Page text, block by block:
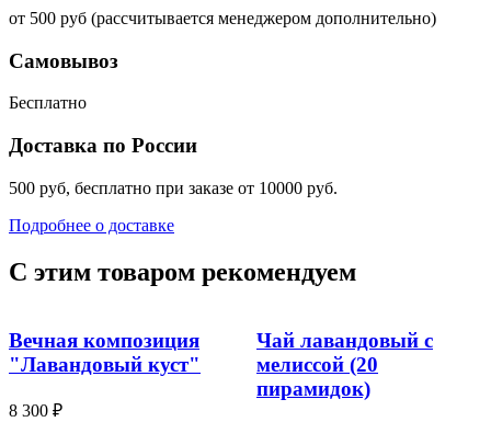
от 500 руб (рассчитывается менеджером дополнительно)
Самовывоз
Бесплатно
Доставка по России
500 руб, бесплатно при заказе от 10000 руб.
Подробнее о доставке
С этим товаром рекомендуем
Вечная композиция
"Лавандовый куст"
8 300 ₽
Чай лавандовый с
мелиссой (20
пирамидок)